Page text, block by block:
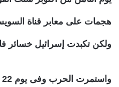
هجمات على معابر قناة
ولكن تكبدت إسرائيل خسائر